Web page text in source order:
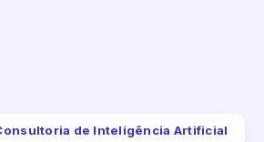
de Inteligência Artificial